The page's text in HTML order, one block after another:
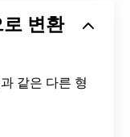
변환